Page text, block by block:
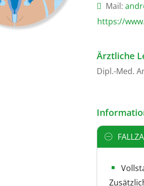
Mail:
https://
Ärztliche
Dipl.-Med.